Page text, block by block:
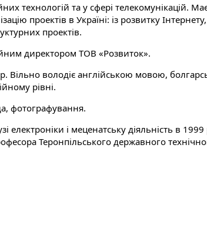
технологій та у сфері телекомунікацій.
проектів в Україні: із розвитку
проектів.
директором ТОВ «Розвиток».
Вільно володіє англійською мовою,
рівні.
фотографування.
електроніки і меценатську діяльність в
Теронпільського державного